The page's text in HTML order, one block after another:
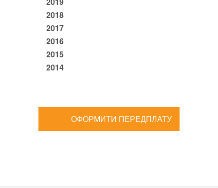
2018
2017
2016
2015
2014
ОФОРМИТИ ПЕРЕДПЛАТУ